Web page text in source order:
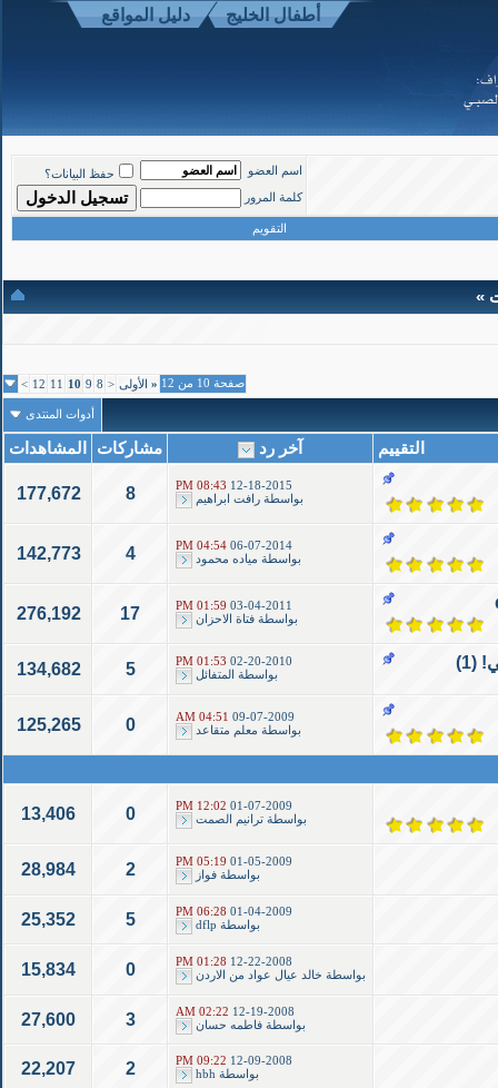
أطفال الخليج دليل المواقع
اسم العضو
حفظ البيانات؟
كلمة المرور
التقويم
»
صفحة 10 من 12 « الأولى <
8
9
10
11
12
>
أدوات المنتدى
التقييم آخر رد مشاركات المشاهدات
12-18-2015
08:43 PM
بواسطة رافت ابراهيم 8
177,672
06-07-2014
04:54 PM
بواسطة مياده محمود 4
142,773
03-04-2011
01:59 PM
بواسطة فتاة الاحزان 17
276,192
(1)
02-20-2010
01:53 PM
بواسطة
المتفائل 5
134,682
09-07-2009
04:51 AM
بواسطة معلم متقاعد 0
125,265
01-07-2009
12:02 PM
بواسطة ترانيم الصمت 0
13,406
01-05-2009
05:19 PM
بواسطة فواز 2
28,984
01-04-2009
06:28 PM
بواسطة dflp
5
25,352
12-22-2008
01:28 PM
بواسطة خالد عيال عواد من الاردن 0
15,834
12-19-2008
02:22 AM
بواسطة فاطمه حسان 3
27,600
12-09-2008
09:22 PM
بواسطة hbh
2
22,207